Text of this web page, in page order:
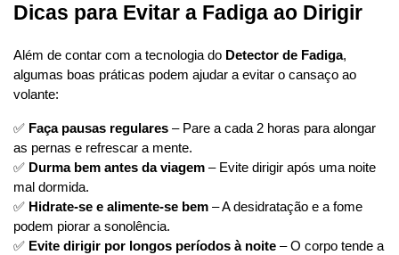
Dicas para Evitar a Fadiga ao Dirigir
Além de contar com a tecnologia do Detector de Fadiga,
algumas boas práticas podem ajudar a evitar o cansaço ao
volante:
✅ Faça pausas regulares – Pare a cada 2 horas para alongar
as pernas e refrescar a mente.
✅ Durma bem antes da viagem – Evite dirigir após uma noite
mal dormida.
✅ Hidrate-se e alimente-se bem – A desidratação e a fome
podem piorar a sonolência.
✅ Evite dirigir por longos períodos à noite – O corpo tende a